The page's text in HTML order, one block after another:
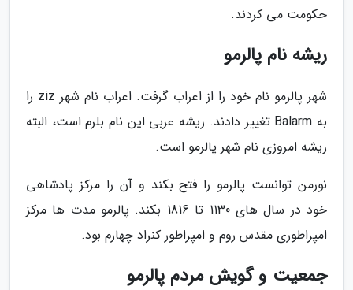
حکومت می کردند.
ریشه نام پالرمو
شهر پالرمو نام خود را از اعراب گرفت. اعراب نام شهر ziz را
به Balarm تغییر دادند. ریشه عربی این نام بلرم است، البته
ریشه امروزی نام شهر پالرمو است.
نورمن توانست پالرمو را فتح بکند و آن را مرکز پادشاهی
خود در سال های 1130 تا 1816 بکند. پالرمو مدت ها مرکز
امپراطوری مقدس روم و امپراطور کنراد چهارم بود.
جمعیت و گویش مردم پالرمو